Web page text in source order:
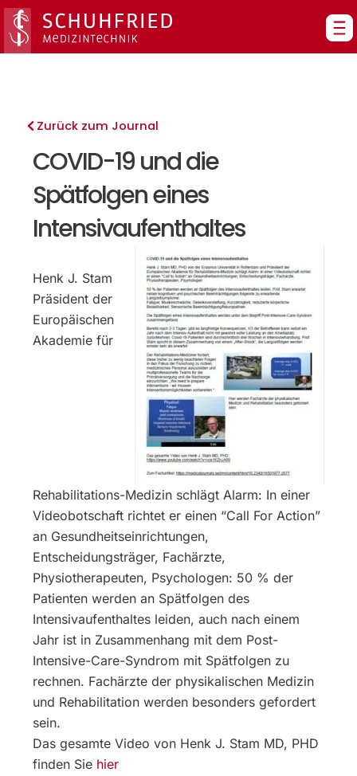
Zum
Inhalt
springen
Zurück zum Journal
COVID-19 und die
Spätfolgen eines
Intensivaufenthaltes
Henk J. Stam
Präsident der
Europäischen
Akademie für
Rehabilitations-Medizin schlägt Alarm: In einer
Videobotschaft richtet er einen “Call For Action”
an Gesundheitseinrichtungen,
Entscheidungsträger, Fachärzte,
Physiotherapeuten, Psychologen: 50 % der
Patienten werden an Spätfolgen des
Intensivaufenthaltes leiden, auch nach einem
Jahr ist in Zusammenhang mit dem Post-
Intensive-Care-Syndrom mit Spätfolgen zu
rechnen. Fachärzte der physikalischen Medizin
und Rehabilitation werden besonders gefordert
sein.
Das gesamte Video von Henk J. Stam MD, PHD
finden Sie hier